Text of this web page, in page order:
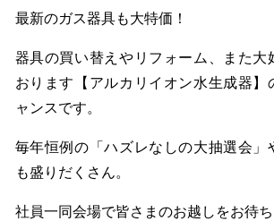
最新のガス器具も大特価！
器具の買い替えやリフォーム、また大
おります【アルカリイオン水生成器】
ャンスです。
毎年恒例の「ハズレなしの大抽選会」
も盛りだくさん。
社員一同会場で皆さまのお越しをお待